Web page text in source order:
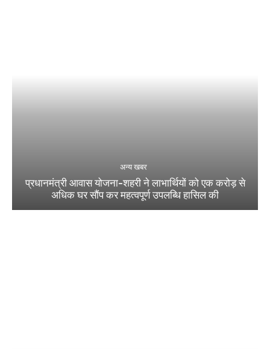
अन्य खबर
प्रधानमंत्री आवास योजना-शहरी ने लाभार्थियों को एक करोड़ से
अधिक घर सौंप कर महत्वपूर्ण उपलब्धि हासिल की